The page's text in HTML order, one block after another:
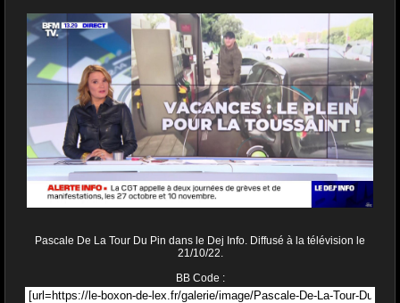
Pascale De La Tour Du Pin dans le Dej Info. Diffusé à la télévision le
21/10/22.
BB Code :